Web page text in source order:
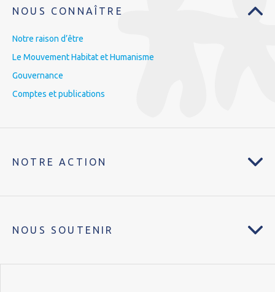
NOUS CONNAÎTRE
Notre raison d’être
Le Mouvement Habitat et Humanisme
Gouvernance
Comptes et publications
NOTRE ACTION
NOUS SOUTENIR